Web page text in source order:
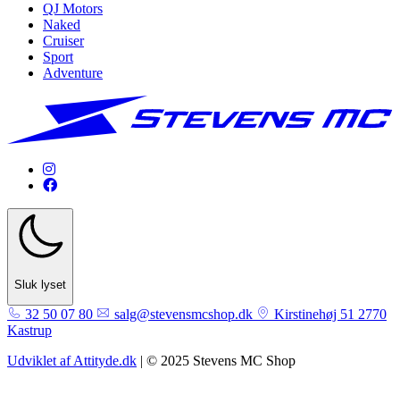
QJ Motors
Naked
Cruiser
Sport
Adventure
Sluk lyset
32 50 07 80 salg@stevensmcshop.dk
Kirstinehøj 51 2770
Kastrup
Udviklet af Attityde.dk | © 2025 Stevens MC Shop